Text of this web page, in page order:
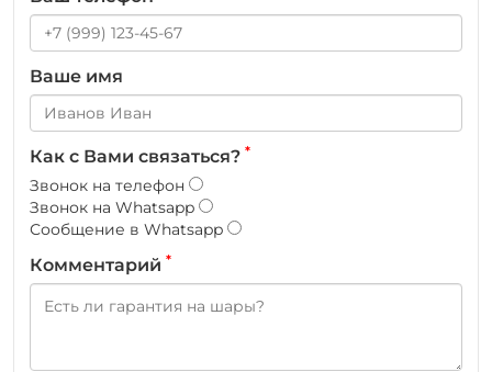
Ваше имя
Как с Вами связаться? *
Звонок на телефон
Звонок на Whatsapp
Сообщение в Whatsapp
Комментарий *